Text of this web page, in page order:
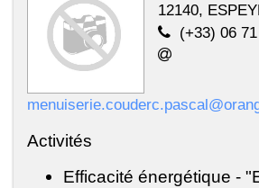
12140,
(+33) 06
Activités
Efficacité énergétique -